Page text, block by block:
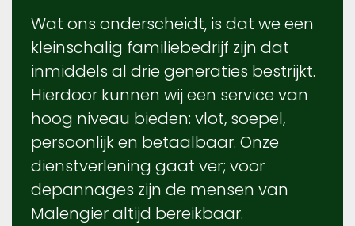
Wat ons onderscheidt, is dat we een
kleinschalig familiebedrijf zijn dat
inmiddels al drie generaties bestrijkt.
Hierdoor kunnen wij een service van
hoog niveau bieden: vlot, soepel,
persoonlijk en betaalbaar. Onze
dienstverlening gaat ver; voor
depannages zijn de mensen van
Malengier altijd bereikbaar.